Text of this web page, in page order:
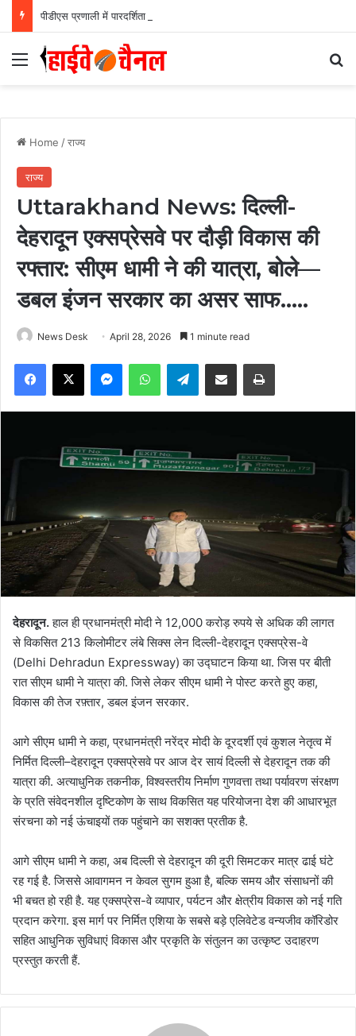
Menu
Home /राज्य
राज्य
Uttarakhand News: दिल्ली-
देहरादून एक्सप्रेसवे पर दौड़ी विकास की
रफ्तार: सीएम धामी ने की यात्रा, बोले—
डबल इंजन सरकार का असर साफ…..
News Desk April 28, 2026 1 minute read
Facebook
X MessengerWhatsAppTelegramShare via Email Print
देहरादून.हाल ही प्रधानमंत्री मोदी ने 12,000 करोड़ रुपये से अधिक की लागत
से विकसित 213 किलोमीटर लंबे सिक्स लेन दिल्ली-देहरादून एक्सप्रेस-वे
(Delhi Dehradun Expressway) का उद्घाटन किया था. जिस पर बीती
रात सीएम धामी ने यात्रा की. जिसे लेकर सीएम धामी ने पोस्ट करते हुए कहा,
विकास की तेज रफ़्तार, डबल इंजन सरकार.
आगे सीएम धामी ने कहा, प्रधानमंत्री नरेंद्र मोदी के दूरदर्शी एवं कुशल नेतृत्व में
निर्मित दिल्ली–देहरादून एक्सप्रेसवे पर आज देर सायं दिल्ली से देहरादून तक की
यात्रा की. अत्याधुनिक तकनीक, विश्वस्तरीय निर्माण गुणवत्ता तथा पर्यावरण संरक्षण
के प्रति संवेदनशील दृष्टिकोण के साथ विकसित यह परियोजना देश की आधारभूत
संरचना को नई ऊंचाइयों तक पहुंचाने का सशक्त प्रतीक है.
आगे सीएम धामी ने कहा, अब दिल्ली से देहरादून की दूरी सिमटकर मात्र ढाई घंटे
रह गई है. जिससे आवागमन न केवल सुगम हुआ है, बल्कि समय और संसाधनों की
भी बचत हो रही है. यह एक्सप्रेस-वे व्यापार, पर्यटन और क्षेत्रीय विकास को नई गति
प्रदान करेगा. इस मार्ग पर निर्मित एशिया के सबसे बड़े एलिवेटेड वन्यजीव कॉरिडोर
सहित आधुनिक सुविधाएं विकास और प्रकृति के संतुलन का उत्कृष्ट उदाहरण
प्रस्तुत करती हैं.